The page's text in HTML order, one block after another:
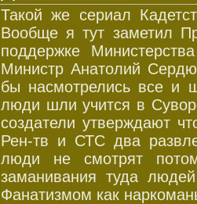
Такой же сериал
Вообще я тут заметил
поддержке
Министр Анатолий
бы насмотрелись все и
люди шли учится в
создатели утверждают
Рен-тв и СТС два
люди не смотрят
заманивания туда
Фанатизмом как